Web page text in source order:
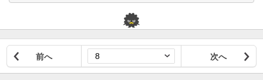
前へ 次へ